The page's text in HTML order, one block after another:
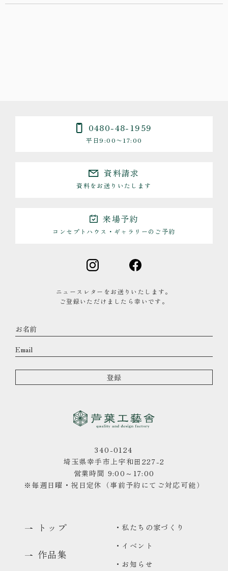
0480-48-1959
平日9:00〜17:00
資料請求
資料をお送りいたします
来場予約
コンセプトハウス・ギャラリーのご予約
ニュースレターをお送りいたします。
ご登録いただけましたら幸いです。
340-0124
埼玉県幸手市上宇和田227-2
営業時間 9:00～17:00
※毎週日曜・祝日定休（事前予約にてご対応可能）
トップ
作品集
・私たちの家づくり
・イベント
・お知らせ